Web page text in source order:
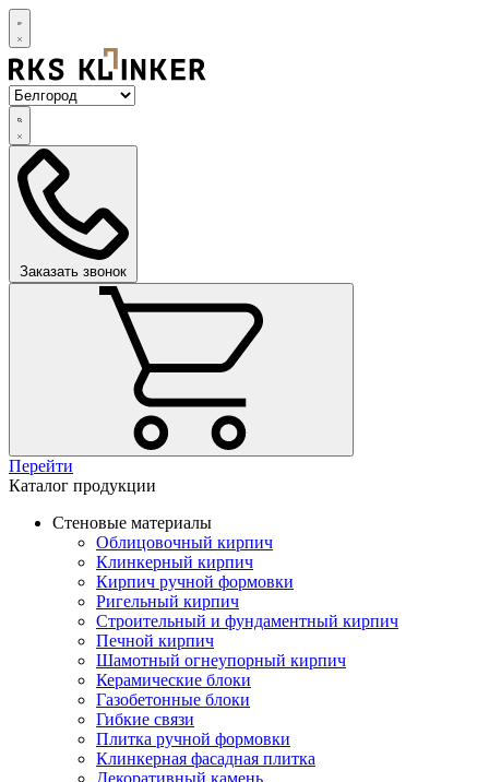
Заказать звонок
Перейти
Каталог продукции
Стеновые материалы
Облицовочный кирпич
Клинкерный кирпич
Кирпич ручной формовки
Ригельный кирпич
Строительный и фундаментный кирпич
Печной кирпич
Шамотный огнеупорный кирпич
Керамические блоки
Газобетонные блоки
Гибкие связи
Плитка ручной формовки
Клинкерная фасадная плитка
Декоративный камень